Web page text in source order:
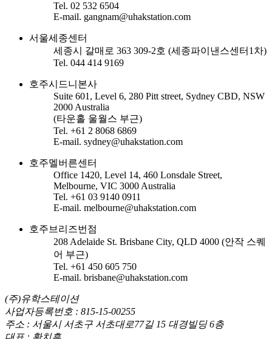
Tel. 02 532 6504
E-mail. gangnam@uhakstation.com
서울세종센터
세종시 갈매로 363 309-2호 (세종파이낸스센터1차)
Tel. 044 414 9169
호주시드니본사
Suite 601, Level 6, 280 Pitt street, Sydney CBD, NSW
2000 Australia
(타운홀 울월스 부근)
Tel. +61 2 8068 6869
E-mail. sydney@uhakstation.com
호주멜버른센터
Office 1420, Level 14, 460 Lonsdale Street,
Melbourne, VIC 3000 Australia
Tel. +61 03 9140 0911
E-mail. melbourne@uhakstation.com
호주브리즈번점
208 Adelaide St. Brisbane City, QLD 4000 (안작 스퀘
어 부근)
Tel. +61 450 605 750
E-mail. brisbane@uhakstation.com
(주)유학스테이션
사업자등록번호 : 815-15-00255
주소 : 서울시 서초구 서초대로77길 15 대경빌딩 6층